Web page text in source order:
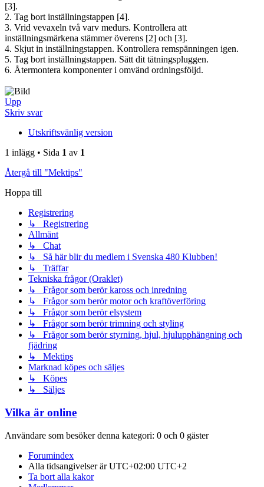
[3].
2. Tag bort inställningstappen [4].
3. Vrid vevaxeln två varv medurs. Kontrollera att
inställningsmärkena stämmer överens [2] och [3].
4. Skjut in inställningstappen. Kontrollera remspänningen igen.
5. Tag bort inställningstappen. Sätt dit tätningspluggen.
6. Återmontera komponenter i omvänd ordningsföljd.
Upp
Skriv svar
Utskriftsvänlig version
1 inlägg • Sida 1 av 1
Återgå till "Mektips"
Hoppa till
Registrering
↳ Registrering
Allmänt
↳ Chat
↳ Så här blir du medlem i Svenska 480 Klubben!
↳ Träffar
Tekniska frågor (Oraklet)
↳ Frågor som berör kaross och inredning
↳ Frågor som berör motor och kraftöverföring
↳ Frågor som berör elsystem
↳ Frågor som berör trimning och styling
↳ Frågor som berör styrning, hjul, hjulupphängning och
fjädring
↳ Mektips
Marknad köpes och säljes
↳ Köpes
↳ Säljes
Vilka är online
Användare som besöker denna kategori: 0 och 0 gäster
Forumindex
Alla tidsangivelser är UTC+02:00 UTC+2
Ta bort alla kakor